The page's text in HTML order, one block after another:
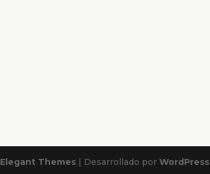
Elegant Themes | Desarrollado porWordPress